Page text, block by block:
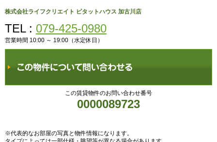
株式会社ライフクリエイト ピタットハウス 加古川店
TEL : 079-425-0980
営業時間 10:00 ～ 19:00（水定休日）
この賃貸物件のお問い合わせ番号
0000089723
※代表的なお部屋の写真と物件情報になります。